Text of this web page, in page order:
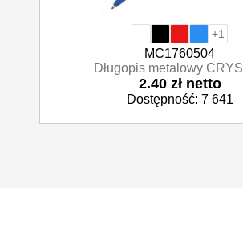
+1
MC1760504
Długopis metalowy
2.40 zł netto
Dostępność: 7 641